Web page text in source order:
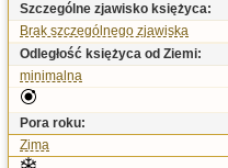
Szczególne zjawisko księżyca:
Brak szczególnego zjawiska
Odległość księżyca od Ziemi:
minimalna
Pora roku:
Zima